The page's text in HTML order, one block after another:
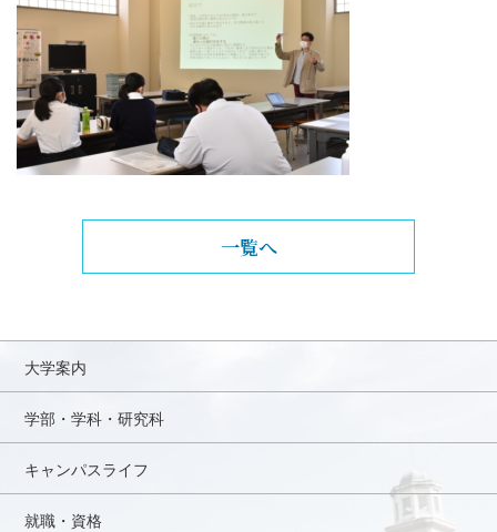
一覧へ
大学案内
学部・学科・研究科
キャンパスライフ
就職・資格